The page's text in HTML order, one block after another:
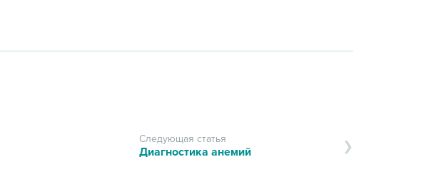
Следующая статья
Диагностика анемий